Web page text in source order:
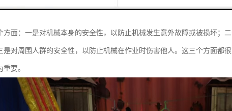
方面：一是对机械本身的安全性，以防止机械发生意外故障或被损坏；
是对周围人群的安全性，以防止机械在作业时伤害他人。这三个方面都
要。